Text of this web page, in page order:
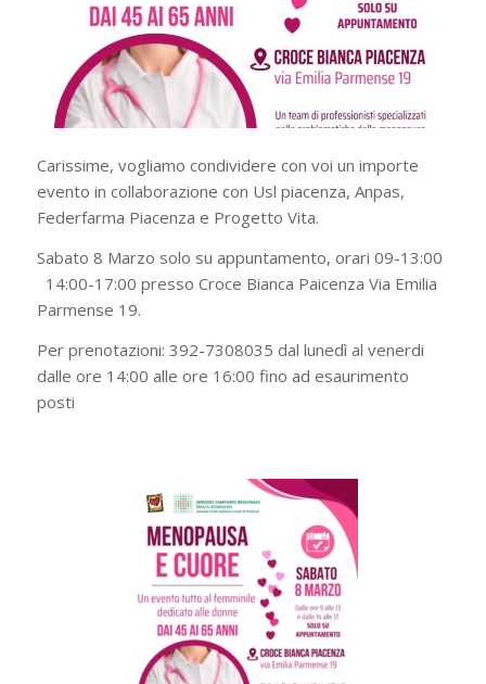
Carissime, vogliamo condividere con voi un importe
evento in collaborazione con Usl piacenza, Anpas,
Federfarma Piacenza e Progetto Vita.
Sabato 8 Marzo solo su appuntamento, orari 09-13:00
14:00-17:00 presso Croce Bianca Paicenza Via Emilia
Parmense 19.
Per prenotazioni: 392-7308035 dal lunedì al venerdi
dalle ore 14:00 alle ore 16:00 fino ad esaurimento
posti